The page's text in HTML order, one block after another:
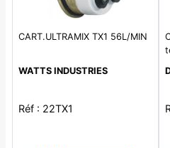
CART.ULTRAMIX TX1 56L/MIN
WATTS INDUSTRIES
Réf : 22TX1